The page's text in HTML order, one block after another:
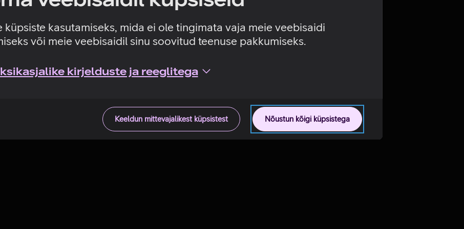
küpsiste kasutamiseks, mida ei ole tingimata vaja meie veebisaidi
või meie veebisaidil sinu soovitud teenuse pakkumiseks.
kirjelduste ja reeglitega
Nõustun kõigi küpsistega
Keeldun mittevajalikest küpsistest